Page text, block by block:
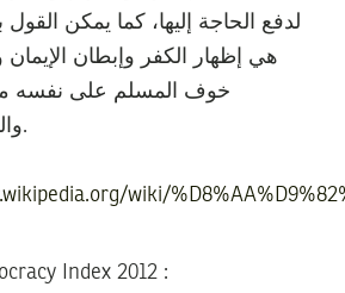
لدفع الحاجة إليها، كما يمكن القول
هي إظهار الكفر وإبطان الإيمان
خوف المسلم على نفسه
والمشركين.
wiki/
Index 2012 :